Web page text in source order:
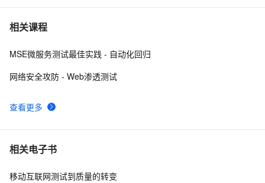
7 渗透测试中常用术语
8 无线安全渗透测试套件WiFi-Pumpkin新版本发布
相关课程
查看更多
MSE微服务测试最佳实践 - 自动化回归
网络安全攻防 - Web渗透测试
相关电子书
移动互联网测试到质量的转变